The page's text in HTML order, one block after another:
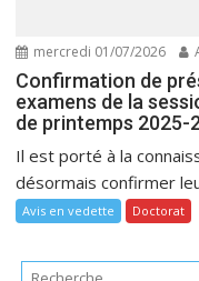
mercredi 01/07/2026
Confirmation de
examens de la
de printemps 2025-
Il est porté à la
désormais confirmer
Avis en vedette Doctorat